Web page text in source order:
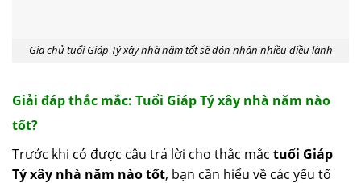
Gia chủ tuổi Giáp Tý xây nhà năm tốt sẽ đón nhận nhiều điều lành
Giải đáp thắc mắc: Tuổi Giáp Tý xây nhà năm nào
tốt?
Trước khi có được câu trả lời cho thắc mắc tuổi Giáp
Tý xây nhà năm nào tốt, bạn cần hiểu về các yếu tố